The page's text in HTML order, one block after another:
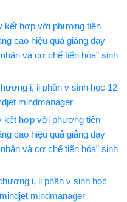
kết hợp với phương tiện
cao hiệu quả giảng dạy
và cơ chế tiến hóa” sinh
i, ii phần v sinh học 12
mindmanager
kết hợp với phương tiện
cao hiệu quả giảng dạy
và cơ chế tiến hóa” sinh
i, ii phần v sinh học
mindmanager